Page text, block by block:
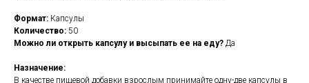
Формат: Капсулы
Количество: 50
Можно ли открыть капсулу и высыпать ее на еду? Да
Назначение:
В качестве пищевой добавки взрослым принимайте одну-две капсулы в